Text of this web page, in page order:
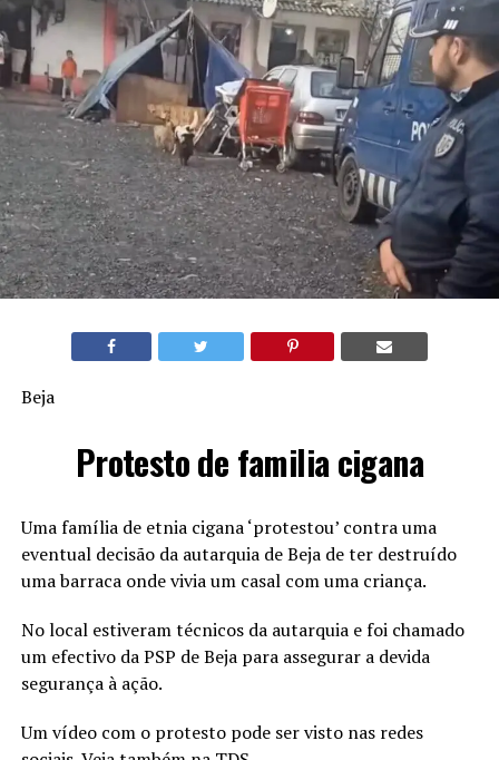
Beja
Protesto de familia cigana
Uma família de etnia cigana ‘protestou’ contra uma
eventual decisão da autarquia de Beja de ter destruído
uma barraca onde vivia um casal com uma criança.
No local estiveram técnicos da autarquia e foi chamado
um efectivo da PSP de Beja para assegurar a devida
segurança à ação.
Um vídeo com o protesto pode ser visto nas redes